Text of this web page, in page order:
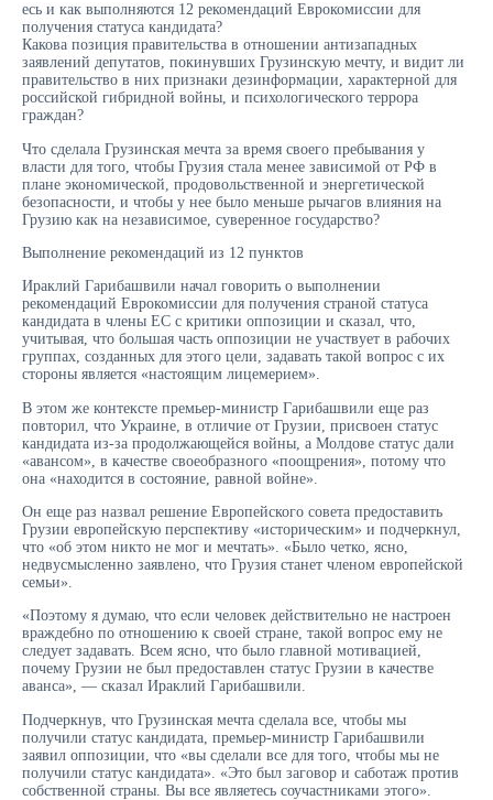
есь и как выполняются 12 рекомендаций Еврокомиссии для
получения статуса кандидата?
Какова позиция правительства в отношении антизападных
заявлений депутатов, покинувших Грузинскую мечту, и видит ли
правительство в них признаки дезинформации, характерной для
российской гибридной войны, и психологического террора
граждан?
Что сделала Грузинская мечта за время своего пребывания у
власти для того, чтобы Грузия стала менее зависимой от РФ в
плане экономической, продовольственной и энергетической
безопасности, и чтобы у нее было меньше рычагов влияния на
Грузию как на независимое, суверенное государство?
Выполнение рекомендаций из 12 пунктов
Ираклий Гарибашвили начал говорить о выполнении
рекомендаций Еврокомиссии для получения страной статуса
кандидата в члены ЕС с критики оппозиции и сказал, что,
учитывая, что большая часть оппозиции не участвует в рабочих
группах, созданных для этого цели, задавать такой вопрос с их
стороны является «настоящим лицемерием».
В этом же контексте премьер-министр Гарибашвили еще раз
повторил, что Украине, в отличие от Грузии, присвоен статус
кандидата из-за продолжающейся войны, а Молдове статус дали
«авансом», в качестве своеобразного «поощрения», потому что
она «находится в состояние, равной войне».
Он еще раз назвал решение Европейского совета предоставить
Грузии европейскую перспективу «историческим» и подчеркнул,
что «об этом никто не мог и мечтать». «Было четко, ясно,
недвусмысленно заявлено, что Грузия станет членом европейской
семьи».
«Поэтому я думаю, что если человек действительно не настроен
враждебно по отношению к своей стране, такой вопрос ему не
следует задавать. Всем ясно, что было главной мотивацией,
почему Грузии не был предоставлен статус Грузии в качестве
аванса», — сказал Ираклий Гарибашвили.
Подчеркнув, что Грузинская мечта сделала все, чтобы мы
получили статус кандидата, премьер-министр Гарибашвили
заявил оппозиции, что «вы сделали все для того, чтобы мы не
получили статус кандидата». «Это был заговор и саботаж против
собственной страны. Вы все являетесь соучастниками этого».